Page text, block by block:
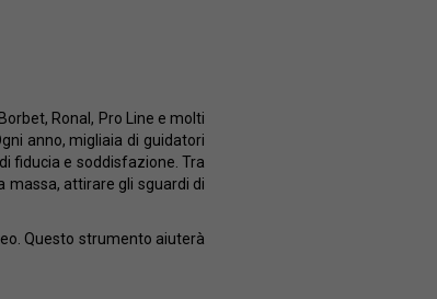
Ronal, Pro Line e molti
anno, migliaia di guidatori
fiducia e soddisfazione. Tra
massa, attirare gli sguardi di
Questo strumento aiuterà